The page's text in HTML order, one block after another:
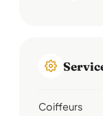
Coiffeurs